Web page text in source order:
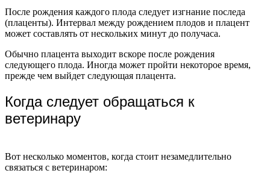
После рождения каждого плода следует изгнание последа
(плаценты). Интервал между рождением плодов и плацент
может составлять от нескольких минут до получаса.
Обычно плацента выходит вскоре после рождения
следующего плода. Иногда может пройти некоторое время,
прежде чем выйдет следующая плацента.
Когда следует обращаться к
ветеринару
Вот несколько моментов, когда стоит незамедлительно
связаться с ветеринаром: